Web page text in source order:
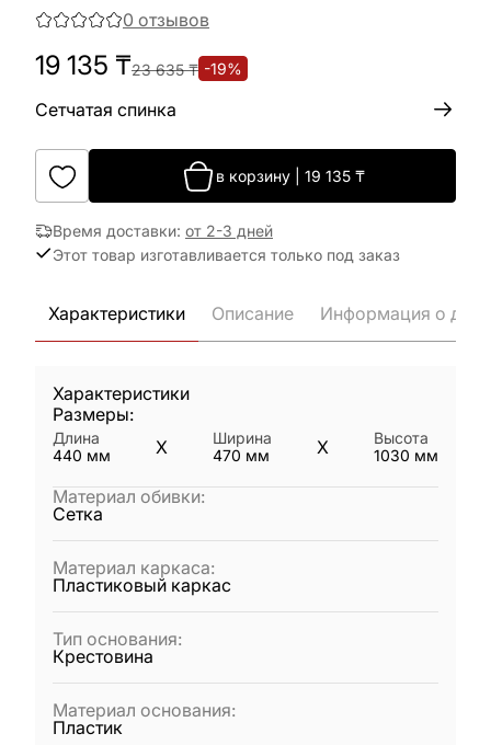
0 отзывов
19 135 ₸23 635₸ -19%
Сетчатая спинка
в корзину| 19 135₸
Время доставки: от 2-3 дней
Этот товар изготавливается только под заказ
Характеристики Описание Информация о
Характеристики
Размеры:
Длина
440 мм X
Ширина
470 мм X
Высота
1030 мм
Материал обивки:
Сетка
Материал каркаса:
Пластиковый каркас
Тип основания:
Крестовина
Материал основания:
Пластик